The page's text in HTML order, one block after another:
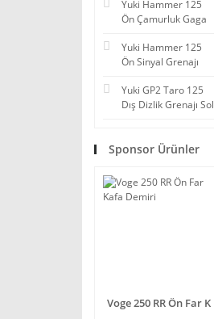
Yuki Hammer 125
Ön Çamurluk Gaga
Yuki Hammer 125
Ön Sinyal Grenajı
Yuki GP2 Taro 125
Dış Dizlik Grenajı Sol
Sponsor Ürünler
Voge 250 RR Ön Far K